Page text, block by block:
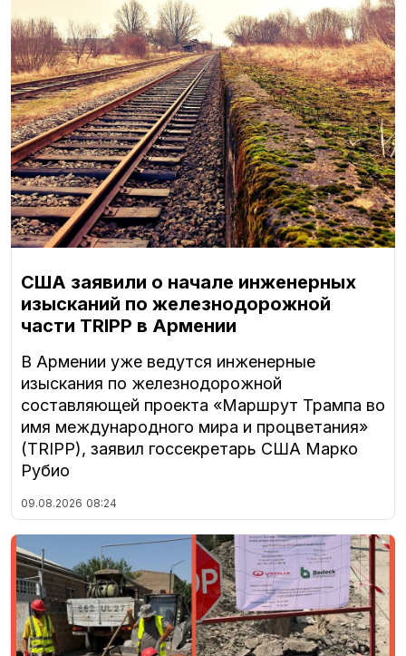
США заявили о начале инженерных
изысканий по железнодорожной
части TRIPP в Армении
В Армении уже ведутся инженерные
изыскания по железнодорожной
составляющей проекта «Маршрут Трампа во
имя международного мира и процветания»
(TRIPP), заявил госсекретарь США Марко
Рубио
09.08.2026 08:24